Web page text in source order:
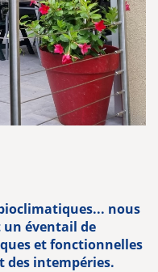
nous
éventail de
et fonctionnelles
des intempéries.